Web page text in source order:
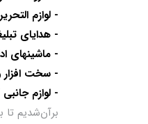
- لوازم
- هدایای
- ماشینهای
- سخت افزار
- لوازم
برآن‌شدیم